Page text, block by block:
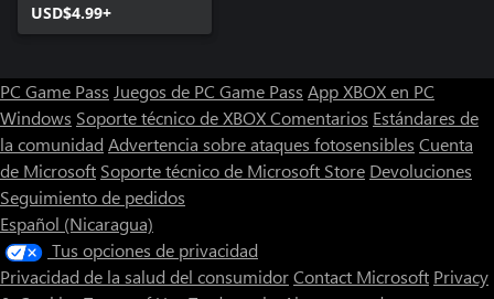
USD$4.99+
PC Game Pass Juegos de PC Game Pass App XBOX en PC
Windows Soporte técnico de XBOXComentarios Estándares de
la comunidad Advertencia sobre ataques fotosensibles Cuenta
de Microsoft Soporte técnico de Microsoft Store Devoluciones
Seguimiento de pedidos
Español (Nicaragua)
Tus opciones de privacidad
Privacidad de la salud del consumidorContact Microsoft Privacy